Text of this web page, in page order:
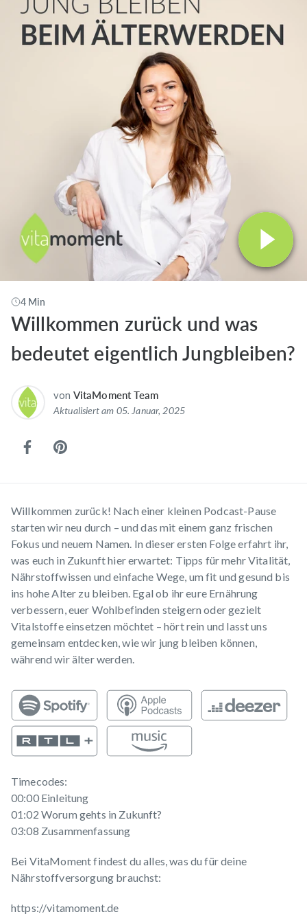
4 Min
Willkommen zurück und was
bedeutet eigentlich Jungbleiben?
von VitaMoment Team
Aktualisiert am 05. Januar, 2025
Willkommen zurück! Nach einer kleinen Podcast-Pause
starten wir neu durch – und das mit einem ganz frischen
Fokus und neuem Namen. In dieser ersten Folge erfahrt ihr,
was euch in Zukunft hier erwartet: Tipps für mehr Vitalität,
Nährstoffwissen und einfache Wege, um fit und gesund bis
ins hohe Alter zu bleiben. Egal ob ihr eure Ernährung
verbessern, euer Wohlbefinden steigern oder gezielt
Vitalstoffe einsetzen möchtet – hört rein und lasst uns
gemeinsam entdecken, wie wir jung bleiben können,
während wir älter werden.
Timecodes:
00:00 Einleitung
01:02 Worum gehts in Zukunft?
03:08 Zusammenfassung
Bei VitaMoment findest du alles, was du für deine
Nährstoffversorgung brauchst:
https://vitamoment.de